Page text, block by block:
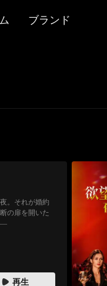
ブランド
。それが婚約
の扉を開いた
再生